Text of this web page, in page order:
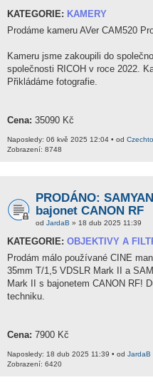
KATEGORIE: KAMERY
Prodáme kameru AVer CAM520
Kameru jsme zakoupili do
společnosti RICOH v roce 2022.
Přikládáme fotografie.
Cena: 35090 Kč
Naposledy: 06 kvě 2025 12:04 • od
Zobrazení: 8748
PRODÁNO:
bajonet CANON RF
od JardaB » 18 dub 2025 11:39
KATEGORIE: OBJEKTIVY A
Prodám málo používané CINE
35mm T/1,5 VDSLR Mark II a
Mark II s bajonetem CANON RF!
techniku.
Cena: 7900 Kč
Naposledy: 18 dub 2025 11:39 • od JardaB
Zobrazení: 6420